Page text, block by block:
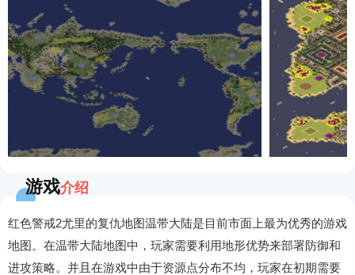
游戏介绍
红色警戒2尤里的复仇地图温带大陆是目前市面上最为优秀的游戏
地图。在温带大陆地图中，玩家需要利用地形优势来部署防御和
进攻策略。并且在游戏中由于资源点分布不均，玩家在初期需要